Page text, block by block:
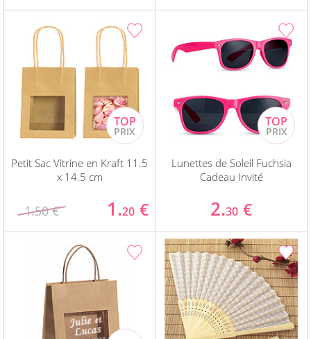
Petit Sac Vitrine en Kraft 11.5
x 14.5 cm
1.50 € 1.20 €
Lunettes de Soleil Fuchsia
Cadeau Invité
2.30 €